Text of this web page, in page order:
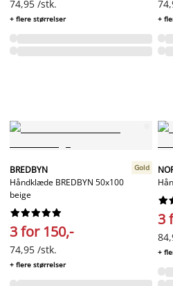
74,95 /stk.
+ flere størrelser +
BREDBYN
Håndklæde BREDBYN 50x100
beige
Gold






3 for 150,-
74,95 /stk.
+ flere størrelser


3
+